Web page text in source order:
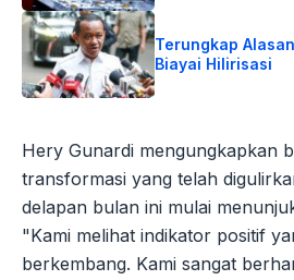
Terungkap
Biayai Hilirisasi
Hery Gunardi mengungkapkan
transformasi yang telah
delapan bulan ini mulai
"Kami melihat indikator positif
berkembang. Kami sangat